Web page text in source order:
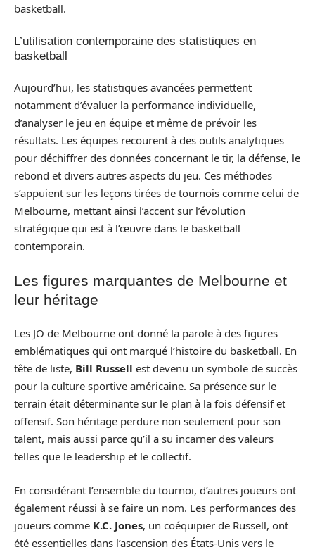
basketball.
L’utilisation contemporaine des statistiques en
basketball
Aujourd’hui, les statistiques avancées permettent
notamment d’évaluer la performance individuelle,
d’analyser le jeu en équipe et même de prévoir les
résultats. Les équipes recourent à des outils analytiques
pour déchiffrer des données concernant le tir, la défense, le
rebond et divers autres aspects du jeu. Ces méthodes
s’appuient sur les leçons tirées de tournois comme celui de
Melbourne, mettant ainsi l’accent sur l’évolution
stratégique qui est à l’œuvre dans le basketball
contemporain.
Les figures marquantes de Melbourne et
leur héritage
Les JO de Melbourne ont donné la parole à des figures
emblématiques qui ont marqué l’histoire du basketball. En
tête de liste, Bill Russell est devenu un symbole de succès
pour la culture sportive américaine. Sa présence sur le
terrain était déterminante sur le plan à la fois défensif et
offensif. Son héritage perdure non seulement pour son
talent, mais aussi parce qu’il a su incarner des valeurs
telles que le leadership et le collectif.
En considérant l’ensemble du tournoi, d’autres joueurs ont
également réussi à se faire un nom. Les performances des
joueurs comme K.C. Jones, un coéquipier de Russell, ont
été essentielles dans l’ascension des États-Unis vers le